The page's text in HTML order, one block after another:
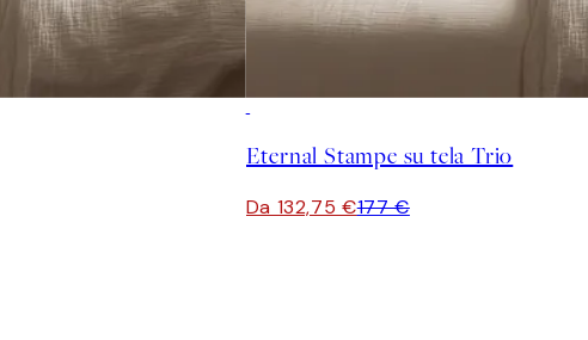
Eternal Stampe su tela Trio
Da 132,75 €177 €